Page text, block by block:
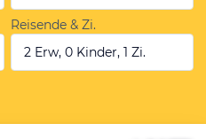
Reisende & Zi.
2 Erw, 0 Kinder, 1 Zi.